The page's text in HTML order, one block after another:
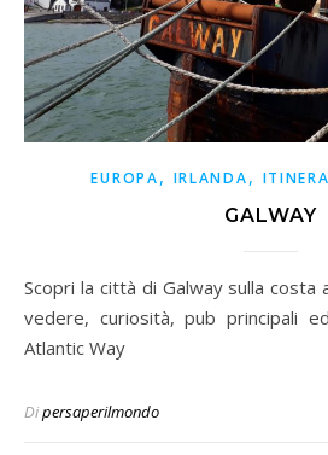
EUROPA, IRLANDA,
GALWAY
Scopri la città di Galway sulla costa atlantica d'Irlanda: cosa
vedere, curiosità, pub principali
Atlantic Way
Dipersaperilmondo